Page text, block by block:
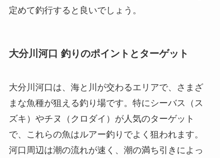
定めて釣行すると良いでしょう。
大分川河口 釣りのポイントとターゲット
大分川河口は、海と川が交わるエリアで、さまざ
まな魚種が狙える釣り場です。特にシーバス（ス
ズキ）やチヌ（クロダイ）が人気のターゲット
で、これらの魚はルアー釣りでよく狙われます。
河口周辺は潮の流れが速く、潮の満ち引きによっ